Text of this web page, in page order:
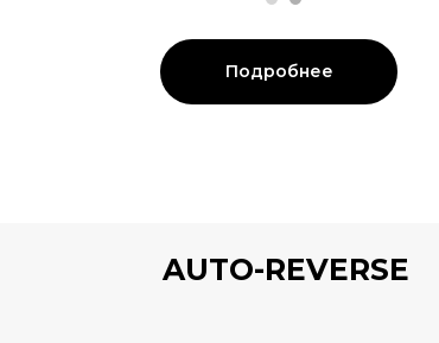
Подробнее
AUTO-REVERSE